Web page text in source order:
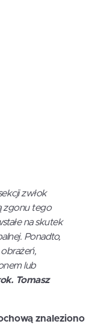
zwłok
zgonu tego
na skutek
Ponadto,
lub
Tomasz
znaleziono